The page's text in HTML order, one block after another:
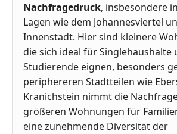
Nachfragedruck, insbesondere
Lagen wie dem Johannesviertel
Innenstadt. Hier sind kleinere
die sich ideal für Singlehaushalte
Studierende eignen, besonders
periphereren Stadtteilen wie
Kranichstein nimmt die
größeren Wohnungen für
eine zunehmende Diversität der